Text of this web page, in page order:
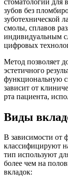
зубов без
зуботехнической
смолы, сплавов
индивидуальным
цифровых
Метод позволяет
эстетичного
функциональную
зависит от
рта пациента,
Виды
В зависимости от
классифицируют
тип используют
более чем на
вкладок: